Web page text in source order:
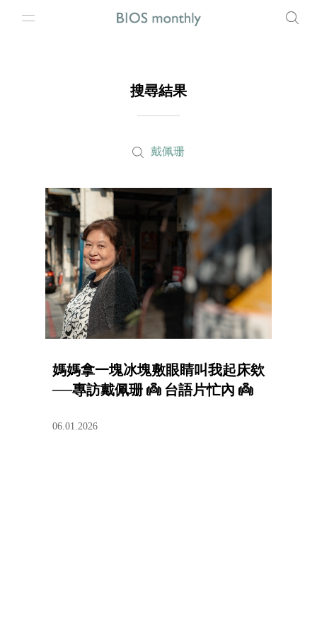
搜尋結果
戴佩珊
媽媽拿一塊冰塊敷眼睛叫我起床欸
──專訪戴佩珊 👼 台語片忙內 👼
06.01.2026